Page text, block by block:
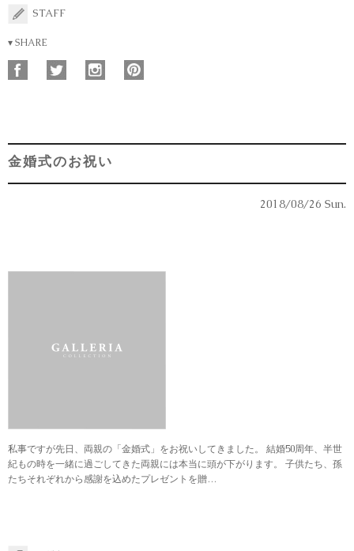
STAFF
▾ SHARE
金婚式のお祝い
2018/08/26 Sun.
私事ですが先日、両親の「金婚式」をお祝いしてきました。 結婚50周年、半世
紀もの時を一緒に過ごしてきた両親には本当に頭が下がります。 子供たち、孫
たちそれぞれから感謝を込めたプレゼントを贈…